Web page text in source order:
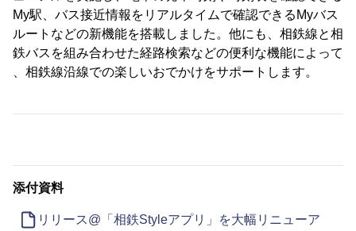
My駅、バス接近情報をリアルタイムで確認できるMyバス
ルートなどの新機能を搭載しました。他にも、相鉄線と相
鉄バスを組み合わせた経路検索などの便利な機能によって
、相鉄線沿線での楽しいおでかけをサポートします。
添付資料
リリース@「相鉄Styleアプリ」を大幅リニューア